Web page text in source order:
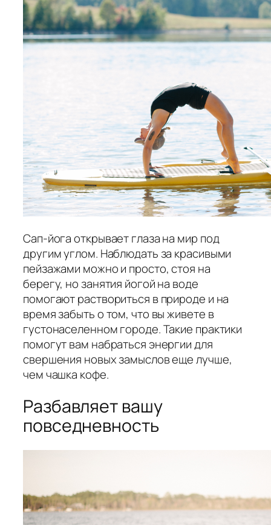
Сап-йога открывает глаза на мир под
другим углом. Наблюдать за красивыми
пейзажами можно и просто, стоя на
берегу, но занятия йогой на воде
помогают раствориться в природе и на
время забыть о том, что вы живете в
густонаселенном городе. Такие практики
помогут вам набраться энергии для
свершения новых замыслов еще лучше,
чем чашка кофе.
Разбавляет вашу
повседневность